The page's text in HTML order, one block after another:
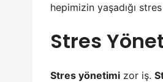
hepimizin yaşadığı
Stres
Stres yönetimi zor iş.